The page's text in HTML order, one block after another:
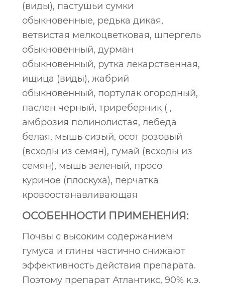
(виды), пастушьи сумки
обыкновенные, редька дикая,
ветвистая мелкоцветковая, шпергель
обыкновенный, дурман
обыкновенный, рутка лекарственная,
ищица (виды), жабрий
обыкновенный, портулак огородный,
паслен черный, триреберник ( ,
амброзия полинолистая, лебеда
белая, мышь сизый, осот розовый
(всходы из семян), гумай (всходы из
семян), мышь зеленый, просо
куриное (плоскуха), перчатка
кровоостанавливающая
ОСОБЕННОСТИ ПРИМЕНЕНИЯ:
Почвы с высоким содержанием
гумуса и глины частично снижают
эффективность действия препарата.
Поэтому препарат Атлантикс, 90% к.э.